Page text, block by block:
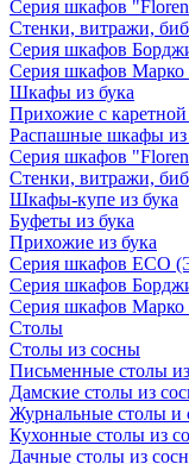
Серия шкафов
Стенки, витражи,
Серия шкафов
Серия шкафов Марко
Шкафы из бука
Прихожие с каретной
Распашные шкафы из
Серия шкафов
Стенки, витражи,
Шкафы-купе из бука
Буфеты из бука
Прихожие из бука
Серия шкафов ECO
Серия шкафов
Серия шкафов Марко
Столы
Столы из сосны
Письменные столы
Дамские столы из
Журнальные столы и
Кухонные столы из
Дачные столы из